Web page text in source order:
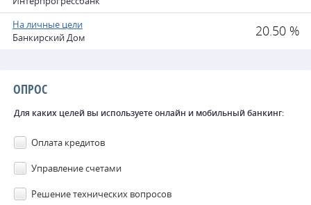
На личные цели
Банкирский Дом
20.50 %
ОПРОС
Для каких целей вы используете онлайн и мобильный банкинг:
Оплата кредитов
Управление счетами
Решение технических вопросов